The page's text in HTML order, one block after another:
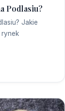
Podlasiu?
Jakie
rynek